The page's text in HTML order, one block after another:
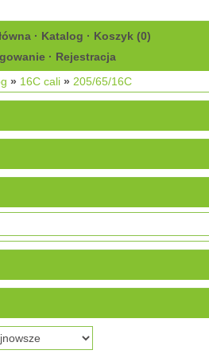
· Katalog · Koszyk (0)
· Rejestracja
» 16C cali » 205/65/16C